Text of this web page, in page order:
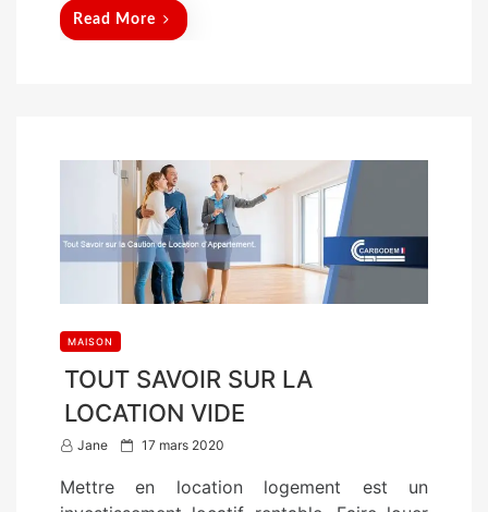
Read More
MAISON
TOUT SAVOIR SUR LA
LOCATION VIDE
Jane
P
s
17 mars 2020
Mettre en location logement est un